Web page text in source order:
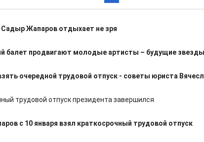
Садыр Жапаров отдыхает не зря
балет продвигают молодые артисты – будущие звезды
очередной трудовой отпуск - советы юриста
трудовой отпуск президента завершился
с 10 января взял краткосрочный трудовой отпуск